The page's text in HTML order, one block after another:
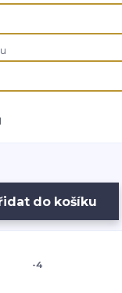
do košíku
-4